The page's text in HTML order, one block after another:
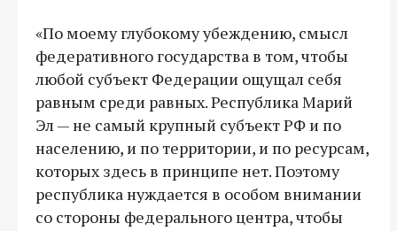
«По моему глубокому убеждению, смысл
федеративного государства в том, чтобы
любой субъект Федерации ощущал себя
равным среди равных. Республика Марий
Эл — не самый крупный субъект РФ и по
населению, и по территории, и по ресурсам,
которых здесь в принципе нет. Поэтому
республика нуждается в особом внимании
со стороны федерального центра, чтобы